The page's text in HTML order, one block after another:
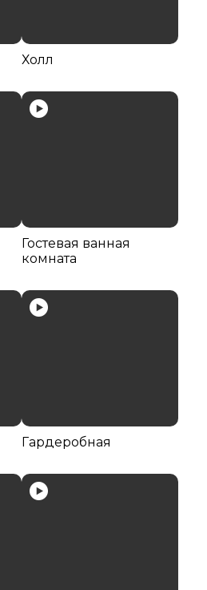
Холл
Гостевая ванная
комната
Гардеробная